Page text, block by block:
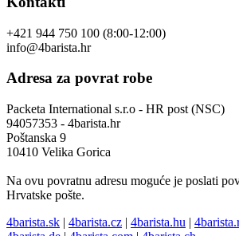
+421 944 750 100 (8:00-12:00)
info@4barista.hr
Adresa za povrat robe
Packeta International s.r.o - HR post (NSC)
94057353 - 4barista.hr
Poštanska 9
10410 Velika Gorica
Na ovu povratnu adresu moguće je poslati
Hrvatske pošte.
4barista.sk | 4barista.cz | 4barista.hu |